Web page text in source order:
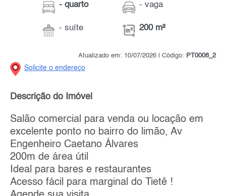
- quarto
- suíte
- vaga
200 m²
Atualizado em: 10/07/2026 | Código: PT0008_2
Solicite o endereço
Descrição do Imóvel
Salão comercial para venda ou locação em
excelente ponto no bairro do limão, Av
Engenheiro Caetano Álvares
200m de área útil
Ideal para bares e restaurantes
Acesso fácil para marginal do Tietê !